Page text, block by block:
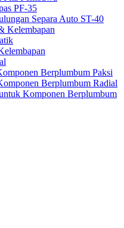
PF-35
Separa Auto ST-40
Kelembapan
Berplumbum Paksi
Berplumbum Radial
Komponen Berplumbum